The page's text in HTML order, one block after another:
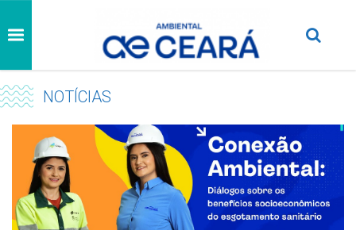
NOTÍCIAS